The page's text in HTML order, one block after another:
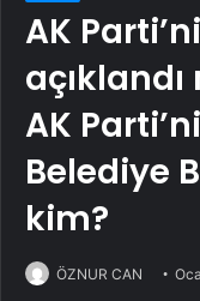
AK
açıklandı
AK
Belediye
kim?
ÖZNUR CAN